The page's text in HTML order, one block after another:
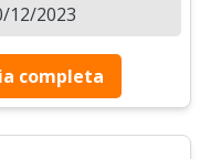
12/2023
completa